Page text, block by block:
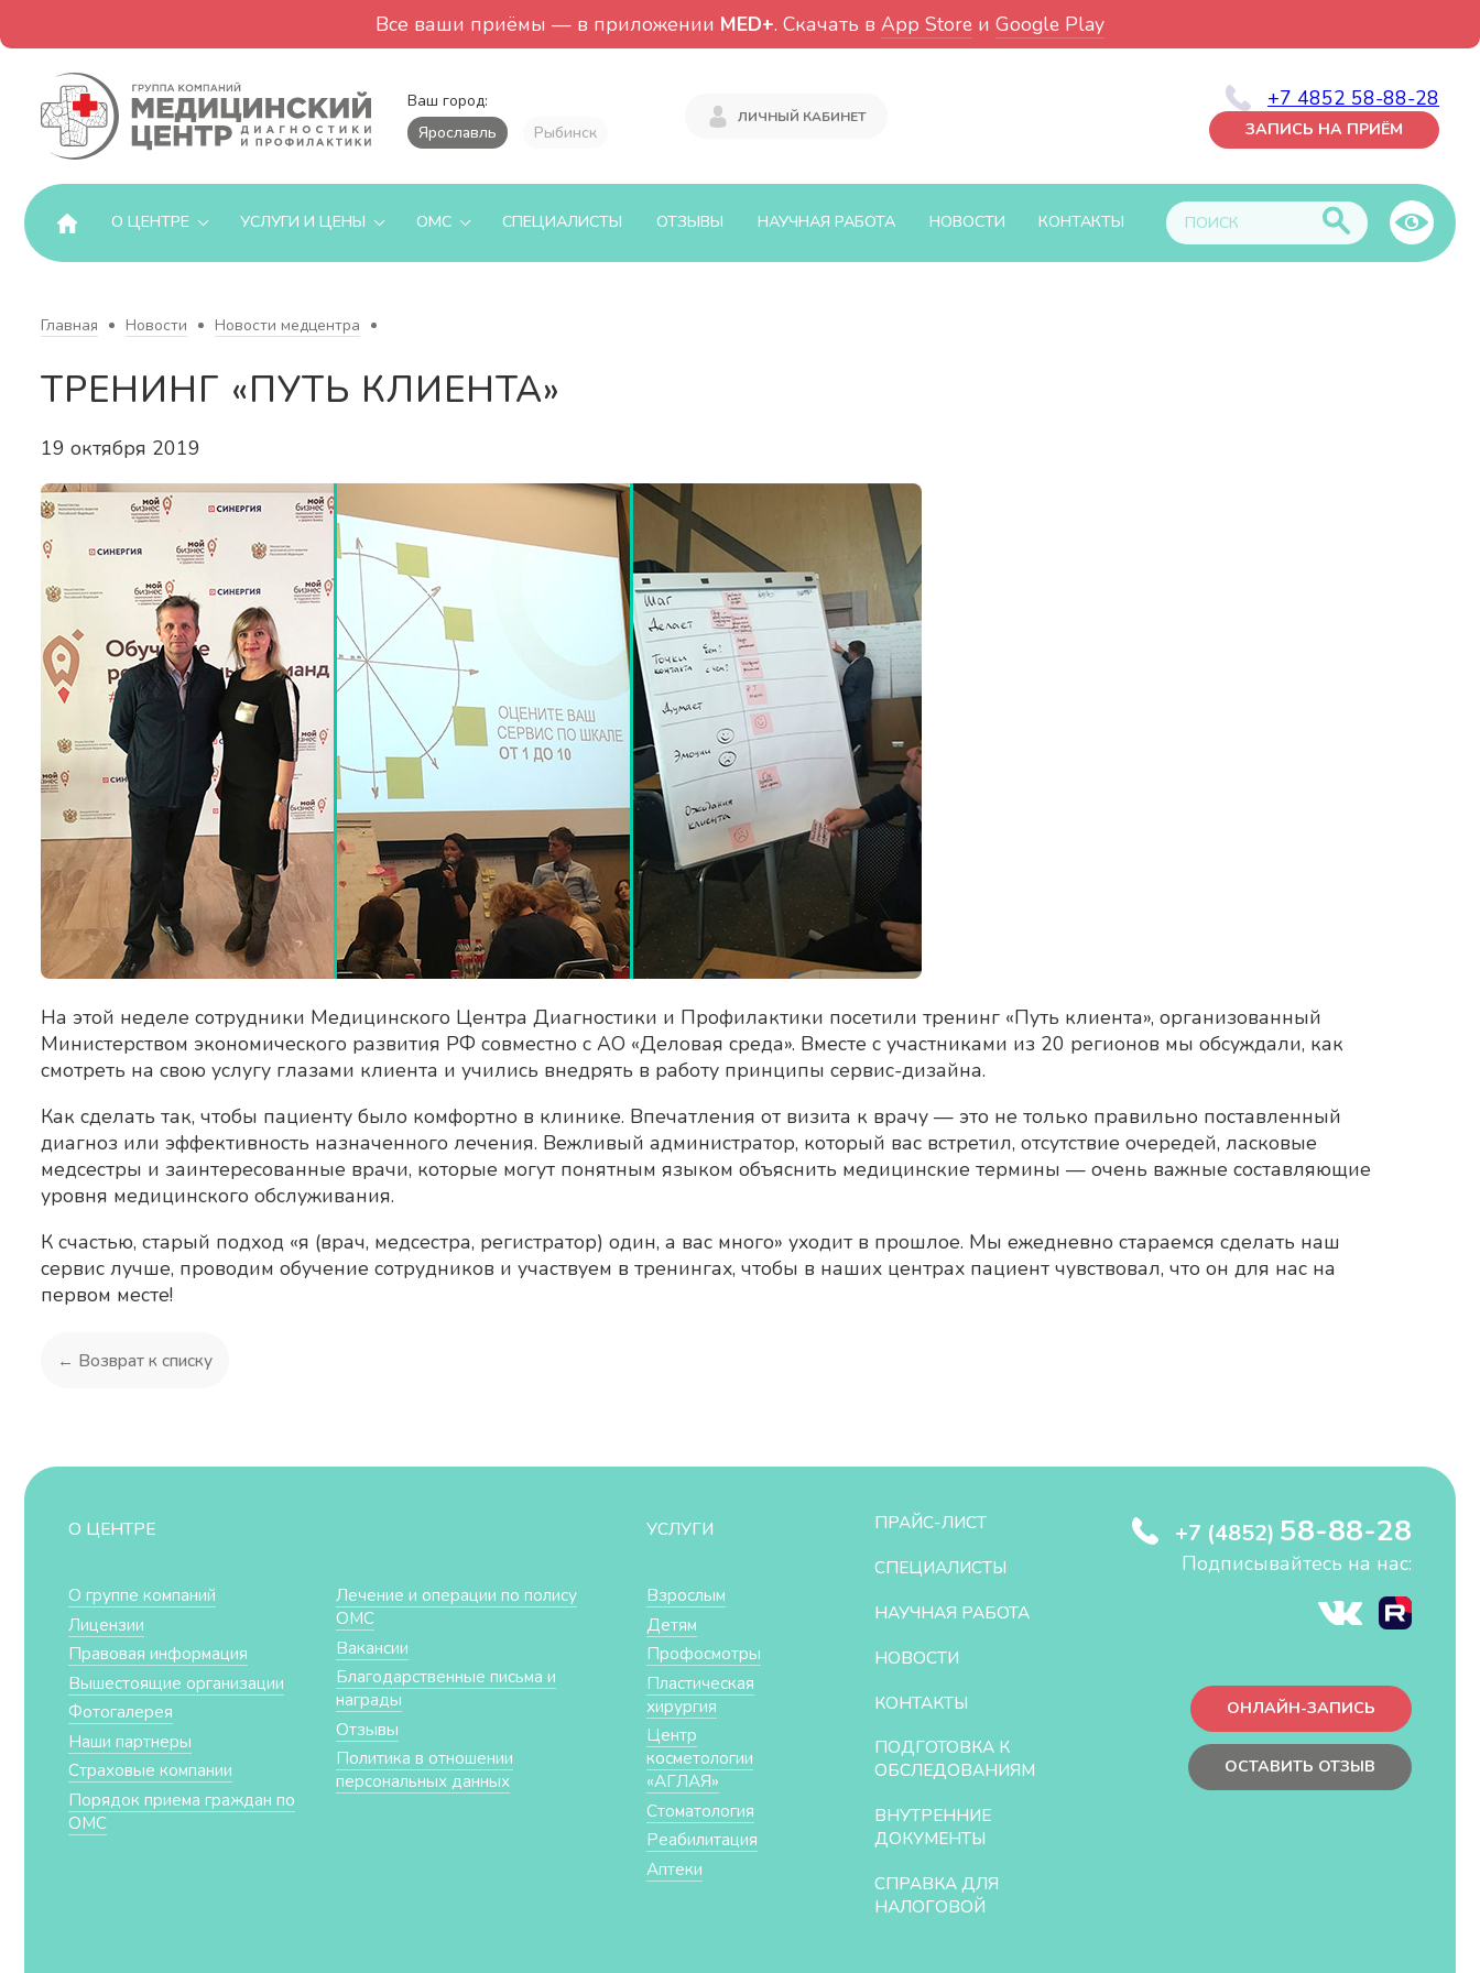
Все ваши приёмы — в приложении MED+. Скачать в App Store и Google Play
Ваш город:
Ярославль
Рыбинск
ЛИЧНЫЙ КАБИНЕТ
+7 4852 58-88-28
ЗАПИСЬ НА ПРИЁМ
О ЦЕНТРЕ УСЛУГИ И ЦЕНЫ ОМС СПЕЦИАЛИСТЫ ОТЗЫВЫ НАУЧНАЯ РАБОТА НОВОСТИ КОНТАКТЫ
Главная Новости Новости медцентра
ТРЕНИНГ «ПУТЬ КЛИЕНТА»
19 октября 2019
На этой неделе сотрудники Медицинского Центра Диагностики и Профилактики посетили тренинг «Путь клиента», организованный
Министерством экономического развития РФ совместно с АО «Деловая среда». Вместе с участниками из 20 регионов мы обсуждали, как
смотреть на свою услугу глазами клиента и учились внедрять в работу принципы сервис-дизайна.
Как сделать так, чтобы пациенту было комфортно в клинике. Впечатления от визита к врачу — это не только правильно поставленный
диагноз или эффективность назначенного лечения. Вежливый администратор, который вас встретил, отсутствие очередей, ласковые
медсестры и заинтересованные врачи, которые могут понятным языком объяснить медицинские термины — очень важные составляющие
уровня медицинского обслуживания.
К счастью, старый подход «я (врач, медсестра, регистратор) один, а вас много» уходит в прошлое. Мы ежедневно стараемся сделать наш
сервис лучше, проводим обучение сотрудников и участвуем в тренингах, чтобы в наших центрах пациент чувствовал, что он для нас на
первом месте!
← Возврат к списку
О ЦЕНТРЕ
О группе компаний
Лицензии
Правовая информация
Вышестоящие организации
Фотогалерея
Наши партнеры
Страховые компании
Порядок приема граждан по
ОМС
Лечение и операции по полису
ОМС
Вакансии
Благодарственные письма и
награды
Отзывы
Политика в отношении
персональных данных
УСЛУГИ
Взрослым
Детям
Профосмотры
Пластическая
хирургия
Центр
косметологии
«АГЛАЯ»
Стоматология
Реабилитация
Аптеки
ПРАЙС-ЛИСТ
СПЕЦИАЛИСТЫ
НАУЧНАЯ РАБОТА
НОВОСТИ
КОНТАКТЫ
ПОДГОТОВКА К
ОБСЛЕДОВАНИЯМ
ВНУТРЕННИЕ
ДОКУМЕНТЫ
СПРАВКА ДЛЯ
НАЛОГОВОЙ
+7 (4852) 58-88-28
Подписывайтесь на нас:
ОНЛАЙН-ЗАПИСЬ
ОСТАВИТЬ ОТЗЫВ